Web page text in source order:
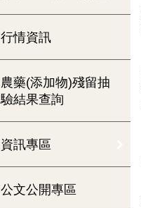
行情資訊
農藥(添加物)殘留抽
驗結果查詢
資訊專區
公文公開專區